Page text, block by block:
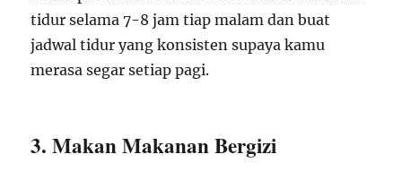
tidur selama 7-8 jam tiap malam dan buat
jadwal tidur yang konsisten supaya kamu
merasa segar setiap pagi.
3. Makan Makanan Bergizi